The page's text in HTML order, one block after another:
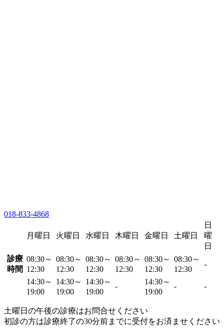
018-833-4868
月曜日 火曜日 水曜日 木曜日 金曜日 土曜日
日
曜
日
診療
時間
08:30～
12:30
08:30～
12:30
08:30～
12:30
08:30～
12:30
08:30～
12:30
08:30～
12:30
-
14:30～
19:00
14:30～
19:00
14:30～
19:00
-
14:30～
19:00
- -
土曜日の午後の診療はお問合せください
初診の方は診療終了の30分前までに受付をお済ませください